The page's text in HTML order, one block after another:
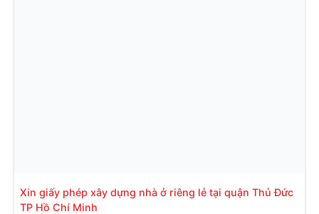
Xin giấy phép xây dựng nhà ở riêng lẻ tại quận Thủ Đức
TP Hồ Chí Minh